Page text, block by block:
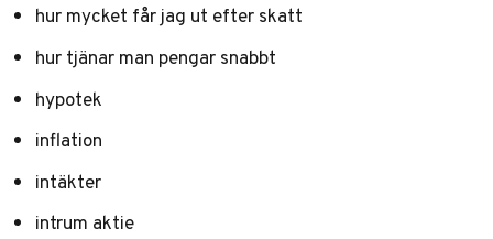
hur mycket får jag ut efter skatt
hur tjänar man pengar snabbt
hypotek
inflation
intäkter
intrum aktie